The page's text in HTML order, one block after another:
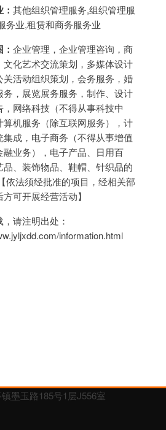
其他组织管理服务,组织管理服
务业,租赁和商务服务业
企业管理，企业管理咨询，商
文化艺术交流策划，多媒体设计
关活动组织策划，会务服务，婚
务，展览展务服务，制作、设计
，网络科技（不得从事科技中
算机服务（除互联网服务），计
集成，电子商务（不得从事增值
融业务），电子产品、日用百
品、装饰物品、鞋帽、针织品的
依法须经批准的项目，经相关部
可开展经营活动】
请注明出处：
information.html
墨玉路185号1层J556室